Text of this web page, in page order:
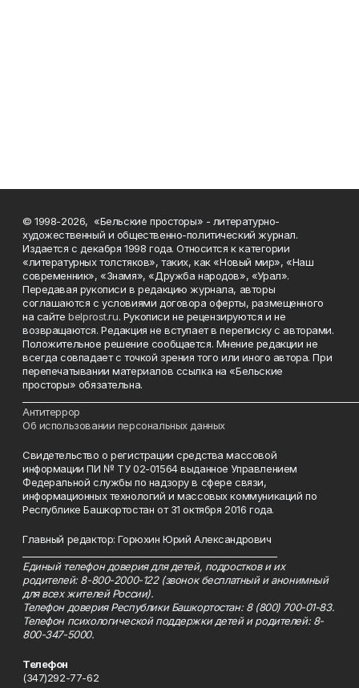
© 1998-2026, «Бельские просторы» - литературно-
художественный и общественно-политический журнал.
Издается с декабря 1998 года. Относится к категории
«литературных толстяков», таких, как «Новый мир», «Наш
современник», «Знамя», «Дружба народов», «Урал».
Передавая рукописи в редакцию журнала, авторы
соглашаются с условиями договора оферты, размещенного
на сайтеbelprost.ru. Рукописи не рецензируются и не
возвращаются. Редакция не вступает в переписку с авторами.
Положительное решение сообщается. Мнение редакции не
всегда совпадает с точкой зрения того или иного автора. При
перепечатывании материалов ссылка на «Бельские
просторы» обязательна.
Антитеррор
Об использовании персональных данных
Свидетельство о регистрации средства массовой
информации ПИ № ТУ 02-01564 выданное Управлением
Федеральной службы по надзору в сфере связи,
информационных технологий и массовых коммуникаций по
Республике Башкортостан от 31 октября 2016 года.
Главный редактор: Горюхин Юрий Александрович
Единый телефон доверия для детей, подростков и их
родителей: 8-800-2000-122 (звонок бесплатный и анонимный
для всех жителей России).
Телефон доверия Республики Башкортостан: 8 (800) 700-01-83.
Телефон психологической поддержки детей и родителей: 8-
800-347-5000.
Телефон
(347)292-77-62